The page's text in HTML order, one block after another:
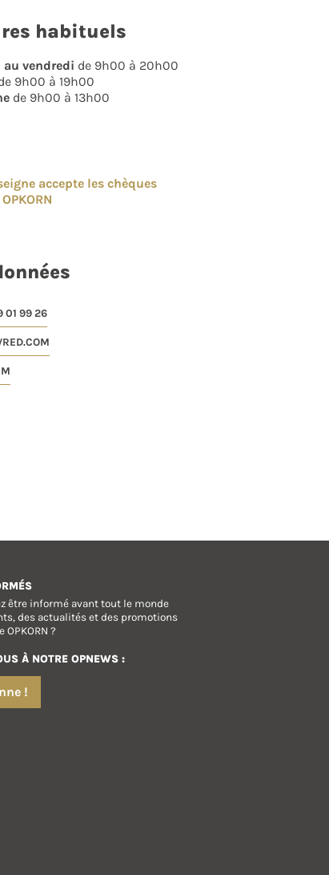
habituels
vendredi de 9h00 à 20h00
9h00 à 19h00
de 9h00 à 13h00
accepte les chèques
01 99 26
être informé avant tout le monde
des actualités et des promotions
?
À NOTRE OPNEWS :
!